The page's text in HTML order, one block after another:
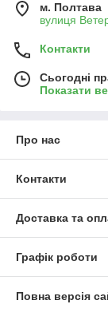
м. Полтава
вулиця
Контакти
Сьогодні
Показати
Про нас
Контакти
Доставка та
Графік роботи
Повна версія